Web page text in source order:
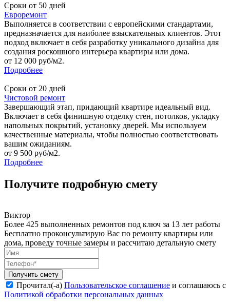
Сроки от 50 дней
Евроремонт
Выполняется в соответствии с европейскими стандартами,
предназначается для наиболее взыскательных клиентов. Этот
подход включает в себя разработку уникального дизайна для
создания роскошного интерьера квартиры или дома.
от 12 000 руб/м2.
Подробнее
Сроки от 20 дней
Чистовой ремонт
Завершающий этап, придающий квартире идеальный вид.
Включает в себя финишную отделку стен, потолков, укладку
напольных покрытий, установку дверей. Мы используем
качественные материалы, чтобы полностью соответствовать
вашим ожиданиям.
от 9 500 руб/м2.
Подробнее
Получите подробную смету
Виктор
Более 425 выполненных ремонтов под ключ за 13 лет работы
Бесплатно проконсультирую Вас по ремонту квартиры или
дома, проведу точные замеры и рассчитаю детальную смету
Получить смету
Прочитал(-а) Пользовательское соглашение и соглашаюсь с
Политикой обработки персональных данных